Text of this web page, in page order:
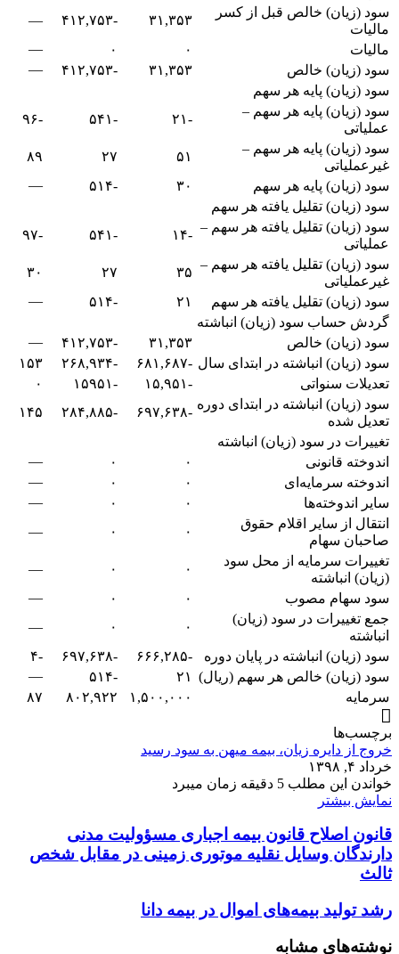
سود (زیان) خالص قبل از کسر
مالیات
۳۱,۳۵۳ -۴۱۲,۷۵۳
—
مالیات
۰ ۰
—
سود (زیان) خالص
۳۱,۳۵۳ -۴۱۲,۷۵۳
—
سود (زیان) پایه هر سهم
سود (زیان) پایه هر سهم –
عملیاتی
-۲۱ -۵۴۱
-۹۶
سود (زیان) پایه هر سهم –
غیرعملیاتی
۵۱ ۲۷
۸۹
سود (زیان) پایه هر سهم
۳۰ -۵۱۴
—
سود (زیان) تقلیل یافته هر سهم
سود (زیان) تقلیل یافته هر سهم –
عملیاتی
-۱۴ -۵۴۱
-۹۷
سود (زیان) تقلیل یافته هر سهم –
غیرعملیاتی
۳۵ ۲۷
۳۰
سود (زیان) تقلیل یافته هر سهم
۲۱ -۵۱۴
—
گردش حساب سود (زیان) انباشته
سود (زیان) خالص
۳۱,۳۵۳ -۴۱۲,۷۵۳
—
سود (زیان) انباشته در ابتدای سال -۶۸۱,۶۸۷ -۲۶۸,۹۳۴
۱۵۳
تعدیلات سنواتی
-۱۵,۹۵۱ -۱۵۹۵۱
۰
سود (زیان) انباشته در ابتدای دوره
تعدیل شده
-۶۹۷,۶۳۸ -۲۸۴,۸۸۵
۱۴۵
تغییرات در سود (زیان) انباشته
اندوخته قانونی
۰ ۰
—
اندوخته سرمایه‌ای
۰ ۰
—
سایر اندوخته‌ها
۰ ۰
—
انتقال‌ از سایر اقلام حقوق
صاحبان سهام
۰ ۰
—
تغییرات سرمایه از محل سود
(زیان) انباشته
۰ ۰
—
سود سهام مصوب
۰ ۰
—
جمع تغییرات در سود (زیان)
انباشته
۰ ۰
—
سود (زیان) انباشته در پایان دوره
-۶۶۶,۲۸۵ -۶۹۷,۶۳۸
-۴
سود (زیان) خالص هر سهم (ریال) ۲۱ -۵۱۴
—
سرمایه
۱,۵۰۰,۰۰۰ ۸۰۲,۹۲۲ ۸۷
برچسب‌ها
خروج از دایره زیان، بیمه میهن به سود رسید
خرداد ۴, ۱۳۹۸
خواندن این مطلب 5 دقیقه زمان میبرد
نمایش بیشتر
قانون اصلاح قانون بیمه اجباری مسؤولیت مدنی
دارندگان وسایل نقلیه موتوری زمینی در مقابل شخص
ثالث
رشد تولید بیمه‌های اموال در بیمه دانا
نوشته‌های مشابه